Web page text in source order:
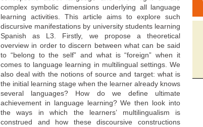
complex symbolic dimensions underlying all language
learning activities. This article aims to explore such
discursive manifestations by university students learning
Spanish as L3. Firstly, we propose a theoretical
overview in order to discern between what can be said
to “belong to the self” and what is “foreign” when it
comes to language learning in multilingual settings. We
also deal with the notions of source and target: what is
the initial learning stage when the learner already knows
several languages? How do we define ultimate
achievement in language learning? We then look into
the ways in which the learners’ multilingualism is
construed and how these discoursive constructions